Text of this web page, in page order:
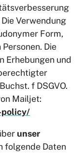
Verwendung
Form,
Die
Erhebungen und
f DSGVO.
Mailjet:
unser
folgende Daten